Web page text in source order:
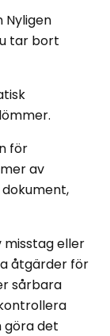
Nyligen
tar bort
för
av
misstag eller
åtgärder för
sårbara
göra det